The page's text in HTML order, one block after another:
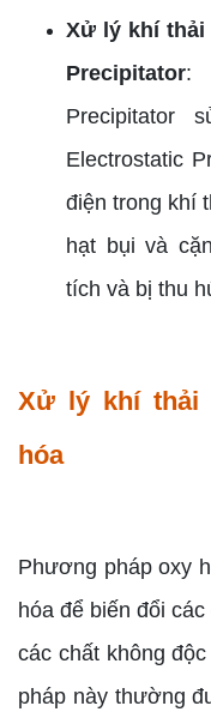
Xử lý khí thải
Precipitator:
Precipitator
Electrostatic
điện trong khí
hạt bụi và
tích và bị thu
Xử lý khí thải
hóa
Phương pháp oxy
hóa để biến đổi
các chất không
pháp này thường